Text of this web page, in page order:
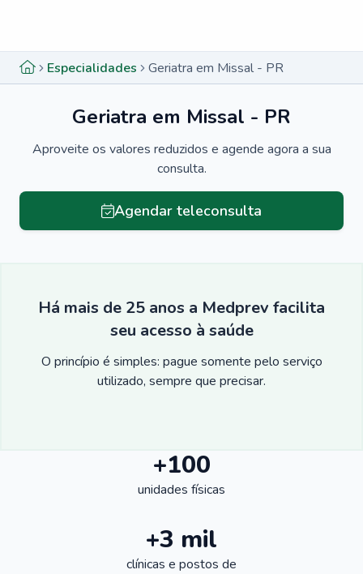
Especialidades Geriatra em Missal - PR
Geriatra em Missal - PR
Aproveite os valores reduzidos e agende agora a sua
consulta.
Agendar teleconsulta
Há mais de 25 anos a Medprev facilita
seu acesso à saúde
O princípio é simples: pague somente pelo serviço
utilizado, sempre que precisar.
+100
unidades físicas
+3 mil
clínicas e postos de